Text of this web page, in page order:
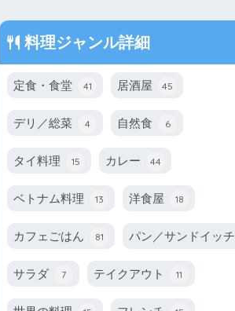
料理ジャンル詳細
定食・食堂 41 居酒屋 45
デリ／総菜 4 自然食 6
タイ料理 15 カレー 44
ベトナム料理 13 洋食屋 18
カフェごはん 81 パン／サンドイッチ
サラダ 7 テイクアウト 11